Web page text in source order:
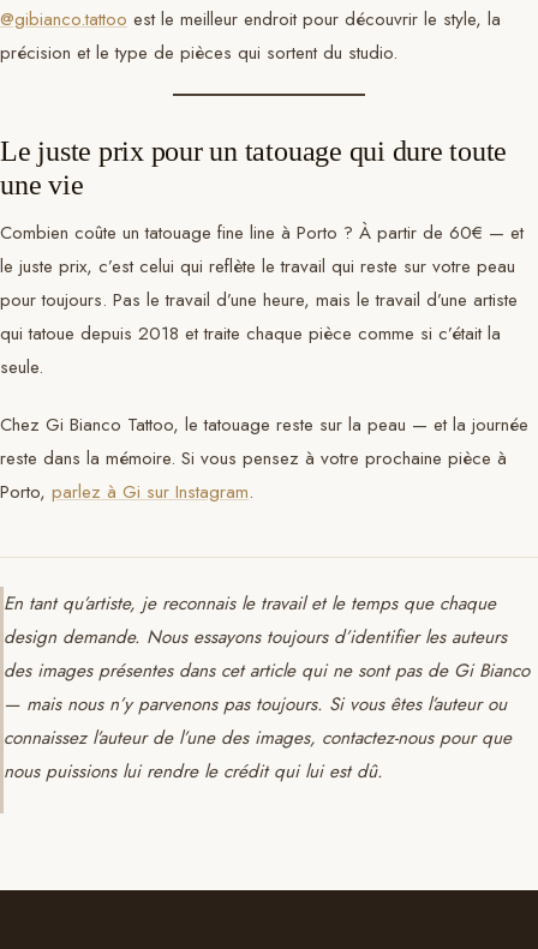
@gibianco.tattoo est le meilleur endroit pour découvrir le style, la
précision et le type de pièces qui sortent du studio.
Le juste prix pour un tatouage qui dure toute
une vie
Combien coûte un tatouage fine line à Porto ? À partir de 60€ — et
le juste prix, c’est celui qui reflète le travail qui reste sur votre peau
pour toujours. Pas le travail d’une heure, mais le travail d’une artiste
qui tatoue depuis 2018 et traite chaque pièce comme si c’était la
seule.
Chez Gi Bianco Tattoo, le tatouage reste sur la peau — et la journée
reste dans la mémoire. Si vous pensez à votre prochaine pièce à
Porto, parlez à Gi sur Instagram.
En tant qu’artiste, je reconnais le travail et le temps que chaque
design demande. Nous essayons toujours d’identifier les auteurs
des images présentes dans cet article qui ne sont pas de Gi Bianco
— mais nous n’y parvenons pas toujours. Si vous êtes l’auteur ou
connaissez l’auteur de l’une des images, contactez-nous pour que
nous puissions lui rendre le crédit qui lui est dû.